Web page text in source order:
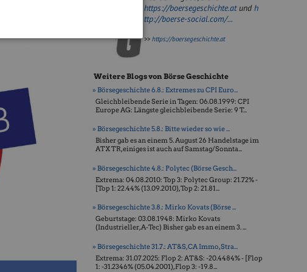
https://boersegeschichte.atundh
ttp://boerse-social.com/...
>>https://boersegeschichte.at
Weitere Blogs von Börse Geschichte
» Börsegeschichte 6.8.: Extremes zu CPI Euro...
Gleichbleibende Serie in Tagen: 06.08.1999: CPI
Europe AG: Längste gleichbleibende Serie: 9 T...
» Börsegeschichte 5.8.: Bitte wieder so wie ...
Bisher gab es an einem 5. August 26 Handelstage im
ATX TR, einiges ist auch auf Samstag/Sonnta...
» Börsegeschichte 4.8.: Polytec (Börse Gesch...
Extrema: 04.08.2010: Top 3: Polytec Group: 21.72% -
[Top 1: 22.44% (13.09.2010), Top 2: 21.81...
» Börsegeschichte 3.8.: Mirko Kovats (Börse ...
Geburtstage: 03.08.1948: Mirko Kovats
(Industrieller, A-Tec) Bisher gab es an einem 3. ...
» Börsegeschichte 31.7.: AT&S, CA Immo, Stra...
Extrema: 31.07.2025: Flop 2: AT&S: -20.4484% - [Flop
1: -31.2346% (05.04.2001), Flop 3: -19.8...